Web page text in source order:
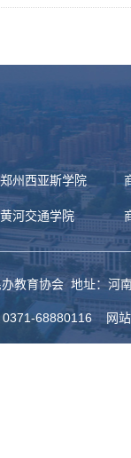
郑州西亚斯学院
黄河交通学院
教育协会 地址：河
0371-68880116 网